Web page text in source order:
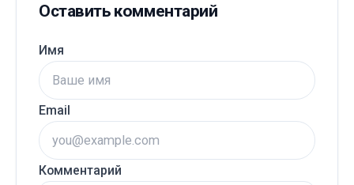
Оставить комментарий
Имя
Email
Комментарий